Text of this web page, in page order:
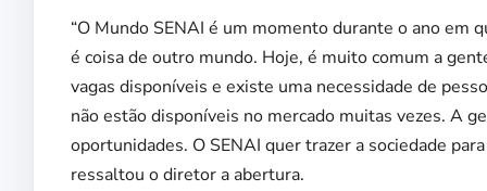
“O Mundo SENAI é um momento durante o ano em
é coisa de outro mundo. Hoje, é muito comum a
vagas disponíveis e existe uma necessidade de
não estão disponíveis no mercado muitas vezes. A
oportunidades. O SENAI quer trazer a sociedade
ressaltou o diretor a abertura.